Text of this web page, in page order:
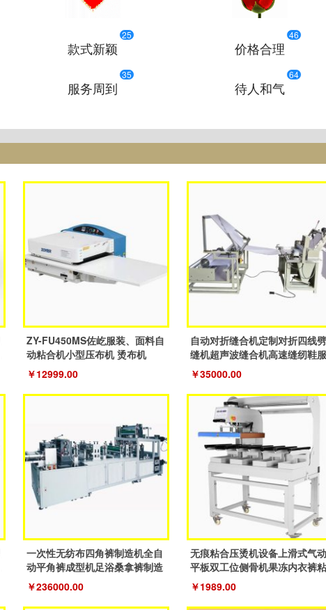
款式新颖
25
价格合理
46
服务周到
35
待人和气
64
ZY-FU450MS佐屹服装、面料自
动粘合机小型压布机 烫布机
￥12999.00
自动对折缝合机定制对折四线劈
缝机超声波缝合机高速缝纫鞋服
机
￥35000.00
一次性无纺布四角裤制造机全自
动平角裤成型机足浴桑拿裤制造
机器
￥236000.00
无痕粘合压烫机设备上滑式气动
平板双工位侧骨机果冻内衣裤粘
合机
￥1989.00